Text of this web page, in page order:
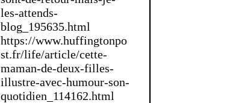
les-attends-
blog_195635.html
https://www.huffingtonpo
st.fr/life/article/cette-
maman-de-deux-filles-
illustre-avec-humour-son-
quotidien_114162.html